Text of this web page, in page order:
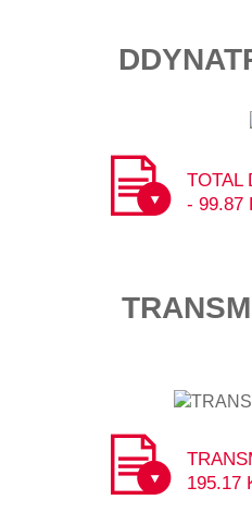
TOTAL
- 99.87
195.17